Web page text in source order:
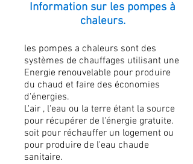
Information sur les pompes à
chaleurs.
les pompes a chaleurs sont des
systèmes de chauffages utilisant une
Energie renouvelable pour produire
du chaud et faire des économies
d'énergies.
L'air , l'eau ou la terre étant la source
pour récupérer de l'énergie gratuite.
soit pour réchauffer un logement ou
pour produire de l'eau chaude
sanitaire.